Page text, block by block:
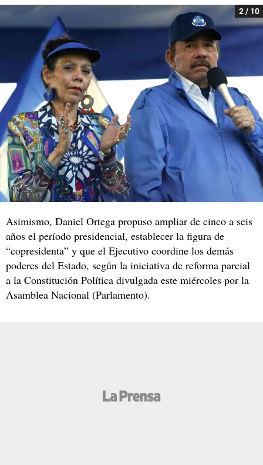
2 / 10
Asimismo, Daniel Ortega propuso ampliar de cinco a seis
años el período presidencial, establecer la figura de
“copresidenta” y que el Ejecutivo coordine los demás
poderes del Estado, según la iniciativa de reforma parcial
a la Constitución Política divulgada este miércoles por la
Asamblea Nacional (Parlamento).